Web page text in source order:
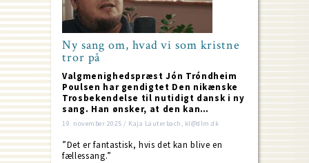
Ny sang om, hvad vi som kristne
tror på
Valgmenighedspræst Jón Tróndheim
Poulsen har gendigtet Den nikænske
Trosbekendelse til nutidigt dansk i ny
sang. Han ønsker, at den kan…
19. november 2025 / Kaja Lauterbach, kl@dlm.dk
”Det er fantastisk, hvis det kan blive en
fællessang.”